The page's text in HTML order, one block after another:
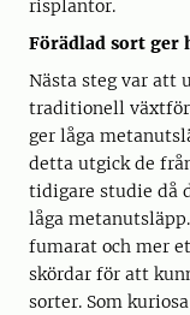
risplantor.
Förädlad sort ger
Nästa steg var att
traditionell
ger låga
detta utgick de
tidigare studie då
låga
fumarat och mer
skördar för att
sorter. Som